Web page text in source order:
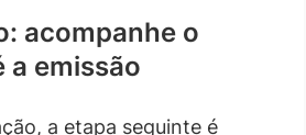
acompanhe o
a emissão
a etapa seguinte é